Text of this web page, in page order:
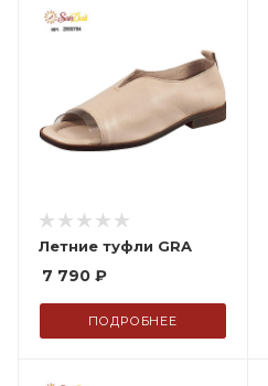
Летние туфли GRA
7 790 ₽
ПОДРОБНЕЕ